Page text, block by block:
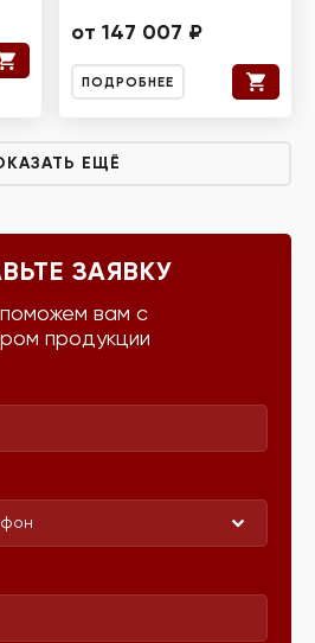
от 147 007 ₽
ПОДРОБНЕЕ
ЕЩЁ
ЗАЯВКУ
вам с
продукции